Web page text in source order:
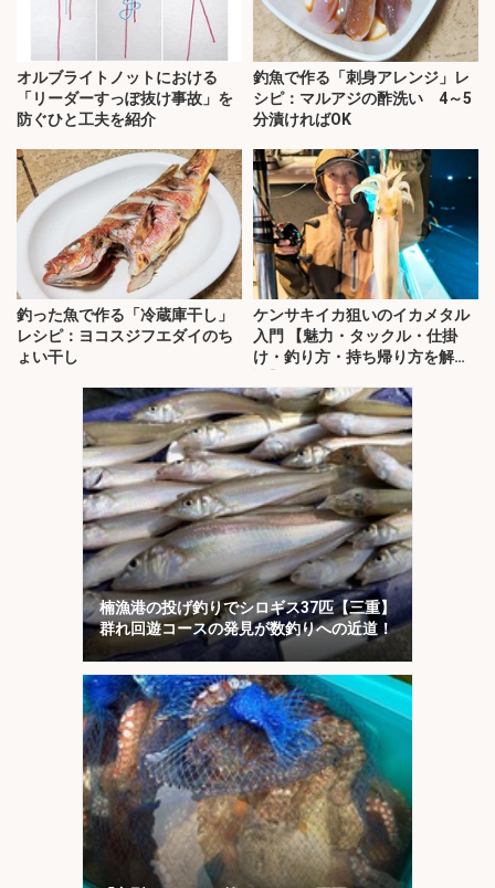
オルブライトノットにおける
「リーダーすっぽ抜け事故」を
防ぐひと工夫を紹介
釣魚で作る「刺身アレンジ」レ
シピ：マルアジの酢洗い 4～5
分漬ければOK
釣った魚で作る「冷蔵庫干し」
レシピ：ヨコスジフエダイのち
ょい干し
ケンサキイカ狙いのイカメタル
入門 【魅力・タックル・仕掛
け・釣り方・持ち帰り方を解
楠漁港の投げ釣りでシロギス37匹【三重】
群れ回遊コースの発見が数釣りへの近道！